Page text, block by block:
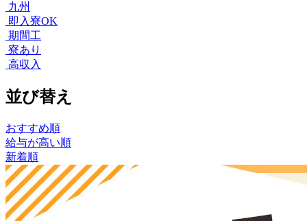
九州
即入寮OK
期間工
寮あり
高収入
並び替え
おすすめ順
給与が高い順
新着順